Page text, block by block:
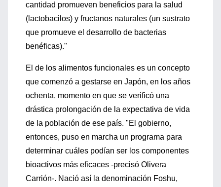
cantidad promueven beneficios para la salud
(lactobacilos) y fructanos naturales (un sustrato
que promueve el desarrollo de bacterias
benéficas)."
El de los alimentos funcionales es un concepto
que comenzó a gestarse en Japón, en los años
ochenta, momento en que se verificó una
drástica prolongación de la expectativa de vida
de la población de ese país. "El gobierno,
entonces, puso en marcha un programa para
determinar cuáles podían ser los componentes
bioactivos más eficaces -precisó Olivera
Carrión-. Nació así la denominación Foshu,